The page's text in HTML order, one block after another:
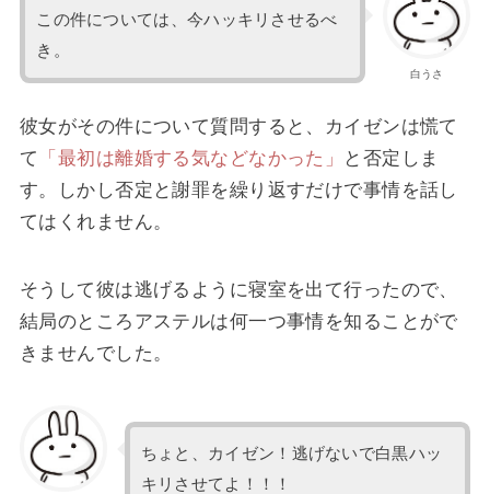
白うさ
この件については、今ハッキリさせるべ
き。
彼女がその件について質問すると、カイゼンは慌て
て 「最初は離婚する気などなかった」
と否定しま
す。しかし否定と謝罪を繰り返すだけで事情を話し
てはくれません。
そうして彼は逃げるように寝室を出て行ったので、
結局のところアステルは何一つ事情を知ることがで
きませんでした。
ちょと、カイゼン！逃げないで白黒ハッ
キリさせてよ！！！